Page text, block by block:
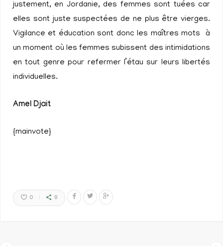
justement, en Jordanie, des femmes sont tuées car
elles sont juste suspectées de ne plus être vierges.
Vigilance et éducation sont donc les maîtres mots à
un moment où les femmes subissent des intimidations
en tout genre pour refermer l’étau sur leurs libertés
individuelles.
Amel Djait
{mainvote}
0 0